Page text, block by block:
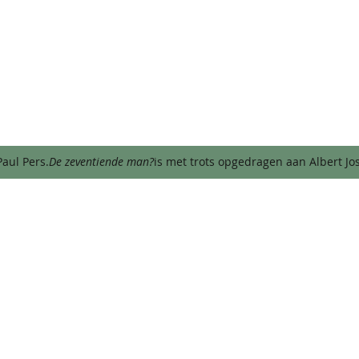
Pers.De zeventiende man?is met trots opgedragen aan Albert